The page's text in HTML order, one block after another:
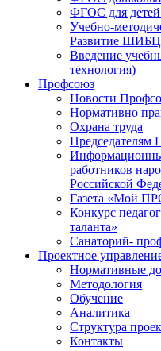
ФГОС для
Учебно-
Развитие ШИБЦ
Введение
технология)
Профсоюз
Новости
Нормативно
Охрана труда
работников
Российской
Газета «Мой
Конкурс
таланта»
Санаторий-
Проектное
Нормативные
Методология
Обучение
Аналитика
Структура
Контакты